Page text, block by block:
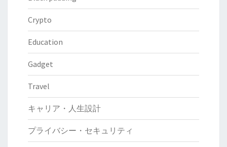
Crypto
Education
Gadget
Travel
キャリア・人生設計
プライバシー・セキュリティ